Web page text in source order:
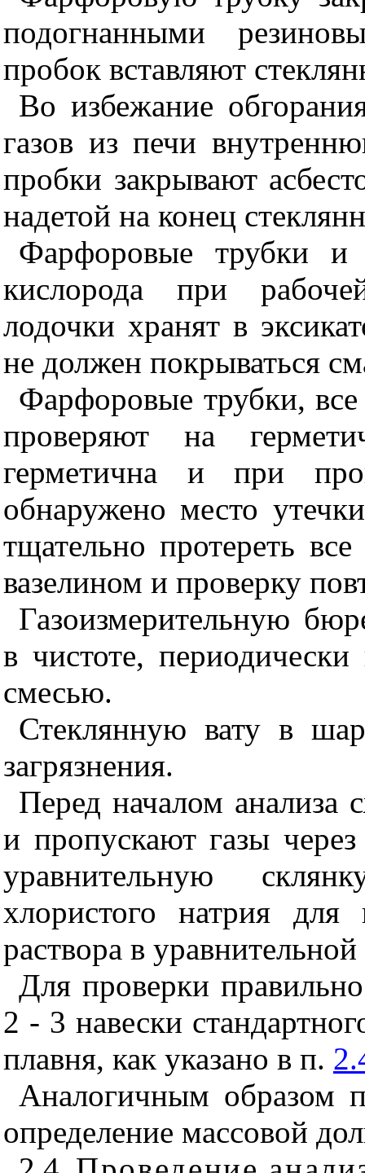
подогнанными
пробок вставляют
Во избежание
газов из печи
пробки закрывают
надетой на конец
Фарфоровые трубки и
кислорода при
лодочки хранят в
не должен покрываться
Фарфоровые трубки,
проверяют на
герметична и при
обнаружено место
тщательно протереть
вазелином и проверку
Газоизмерительную
в чистоте,
смесью.
Стеклянную вату в
загрязнения.
Перед началом анализа
и пропускают газы
уравнительную
хлористого натрия
раствора в уравнительной
Для проверки
2 - 3 навески
плавня, как указано в п.
Аналогичным образом
определение массовой